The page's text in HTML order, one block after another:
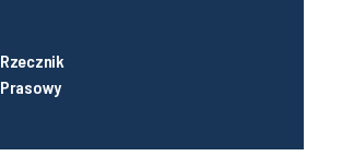
Rzecznik
Prasowy